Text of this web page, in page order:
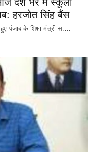
आज देश भर में स्कूली
हरजोत सिंह बैंस
पंजाब के शिक्षा मंत्री स.…